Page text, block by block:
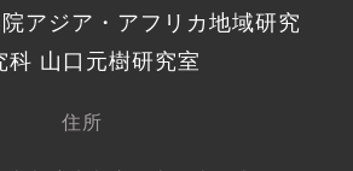
アジア・アフリカ地域研究
科 山口元樹研究室
住所